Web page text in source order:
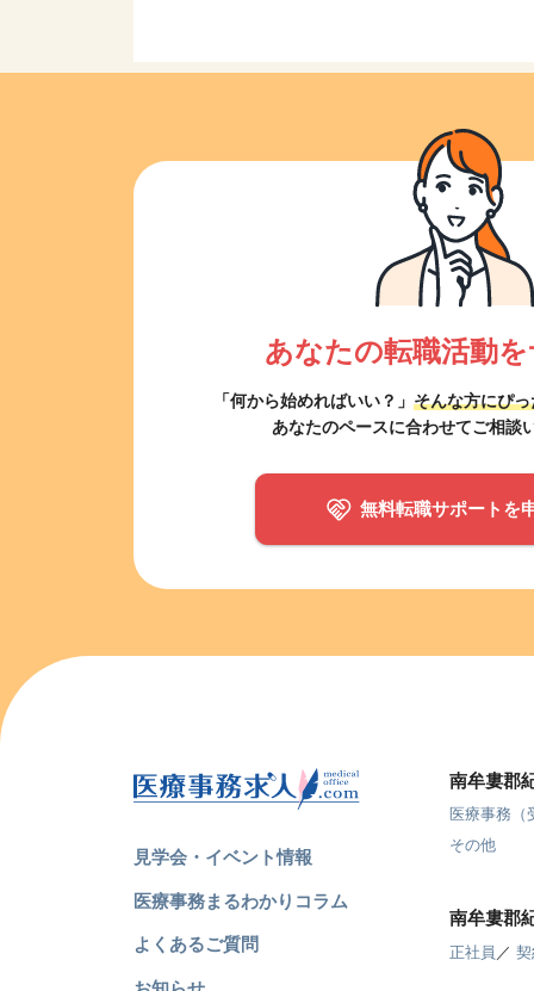
あなたの転職活動
「何から始めればいい？」 そんな方にぴ
あなたのペースに合わせてご相談
無料転職サポートを
見学会・イベント情報
医療事務まるわかりコラム
よくあるご質問
南牟婁郡
医療事務（
その他
南牟婁郡
正社員 ／